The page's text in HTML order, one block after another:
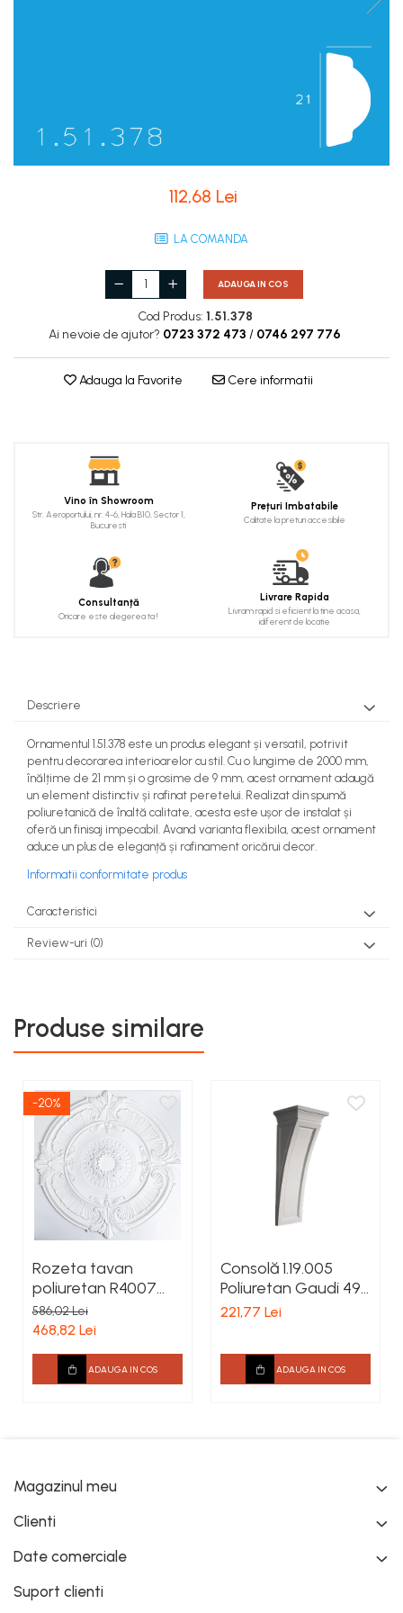
Piedestaluri coloane
Piedestaluri semicoloane
Trunchiuri semicoloane
Mulaje de interior
Rozete de interior
Panouri decorative
Șeminee decorative
Panouri pentru tavan
Console de interior
Cadre de ușă
Ornamente de colț
112,68 Lei
LA COMANDA
ADAUGA IN COS
Cod Produs: 1.51.378
Ai nevoie de ajutor? 0723 372 473 / 0746 297 776
Adauga la Favorite Cere informatii
Vino în Showroom
Str. Aeroportului, nr. 4-6, Hala B10, Sector 1,
Bucuresti
Prețuri Imbatabile
Calitate la preturi accesibile
Consultanță
Oricare este alegerea ta !
Livrare Rapida
Livram rapid si eficient la tine acasa,
idiferent de locatie
Descriere
Ornamentul 1.51.378 este un produs elegant și versatil, potrivit
pentru decorarea interioarelor cu stil. Cu o lungime de 2000 mm,
înălțime de 21 mm și o grosime de 9 mm, acest ornament adaugă
un element distinctiv și rafinat peretelui. Realizat din spumă
poliuretanică de înaltă calitate, acesta este ușor de instalat și
oferă un finisaj impecabil. Avand varianta flexibila, acest ornament
aduce un plus de eleganță și rafinament oricărui decor.
Informatii conformitate produs
Caracteristici
Review-uri (0)
Produse similare
-20%
Rozeta tavan
poliuretan R4007
diametru 1010 mm
586,02 Lei
468,82 Lei
ADAUGA IN COS
Consolă 1.19.005
Poliuretan Gaudi 496
x 188 x 163 mm
221,77 Lei
ADAUGA IN COS
Magazinul meu
Clienti
Date comerciale
Suport clienti